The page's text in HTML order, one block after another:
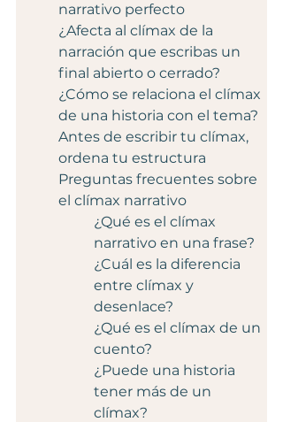
narrativo perfecto
¿Afecta al clímax de la
narración que escribas un
final abierto o cerrado?
¿Cómo se relaciona el clímax
de una historia con el tema?
Antes de escribir tu clímax,
ordena tu estructura
Preguntas frecuentes sobre
el clímax narrativo
¿Qué es el clímax
narrativo en una frase?
¿Cuál es la diferencia
entre clímax y
desenlace?
¿Qué es el clímax de un
cuento?
¿Puede una historia
tener más de un
clímax?